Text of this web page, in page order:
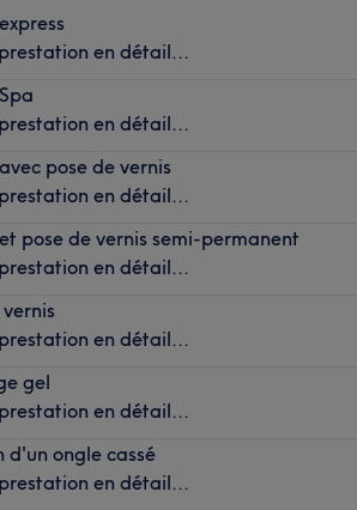
en détail...
en détail...
pose de vernis
en détail...
pose de vernis semi-permanent
en détail...
en détail...
gel
en détail...
d'un ongle cassé
en détail...